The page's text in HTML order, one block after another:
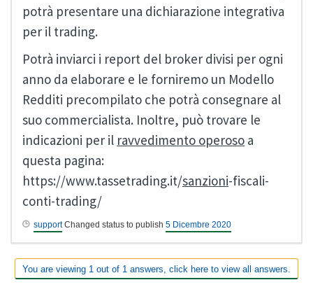
potrà presentare una dichiarazione integrativa
per il trading.
Potrà inviarci i report del broker divisi per ogni
anno da elaborare e le forniremo un Modello
Redditi precompilato che potrà consegnare al
suo commercialista. Inoltre, può trovare le
indicazioni per il ravvedimento operoso a
questa pagina:
https://www.tassetrading.it/sanzioni-fiscali-
conti-trading/
supportChanged status to publish 5 Dicembre 2020
You are viewing 1 out of 1 answers, click here to view all answers.